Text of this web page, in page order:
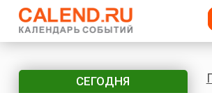
СЕГОДНЯ